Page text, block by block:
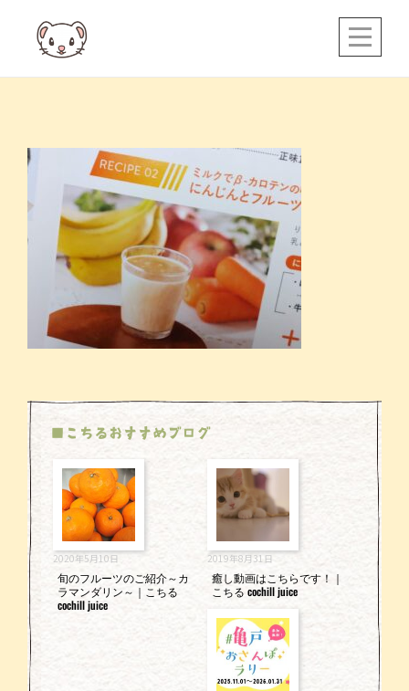
content
■こちるおすすめブログ
2020年5月10日
旬のフルーツのご紹介～カ
ラマンダリン～｜こちる
cochill juice
2019年8月31日
癒し動画はこちらです！｜
こちる cochill juice
稿
ビ
ゲ
シ
ョ